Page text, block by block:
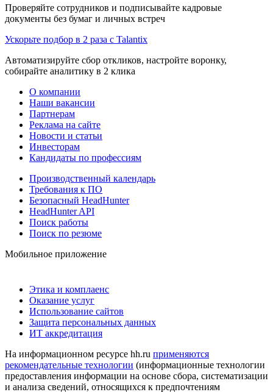
Проверяйте сотрудников и подписывайте кадровые
документы без бумаг и личных встреч
Ускорьте подбор в 2 раза с Talantix
Автоматизируйте сбор откликов, настройте воронку,
собирайте аналитику в 2 клика
О компании
Наши вакансии
Партнерам
Реклама на сайте
Новости и статьи
Инвесторам
Кандидаты по профессиям
Производственный календарь
Требования к ПО
Безопасный HeadHunter
HeadHunter API
Поиск работы
Поиск по резюме
Мобильное приложение
Этика и комплаенс
Оказание услуг
Использование сайтов
Защита персональных данных
ИТ аккредитация
На информационном ресурсе hh.ru применяются
рекомендательные технологии (информационные технологии
предоставления информации на основе сбора, систематизации
и анализа сведений, относящихся к предпочтениям